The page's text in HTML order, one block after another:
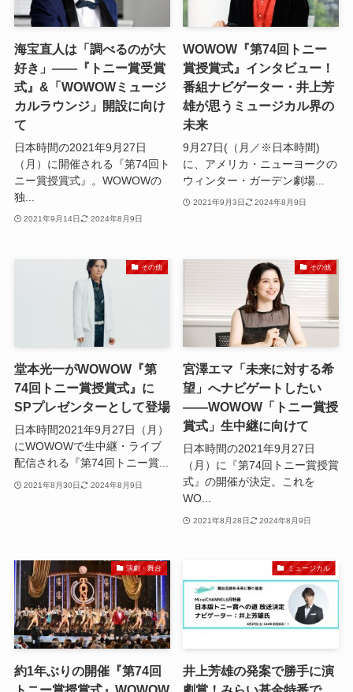
海宝直人は「調べるのが大
好き」――『トニー賞受賞
式』&「WOWOWミュージ
カルラウンジ」開設に向け
て
日本時間の2021年9月27日
（月）に開催される『第74回ト
ニー賞授賞式』。WOWOWの
独...
2021年9月14日 2024年8月9日
WOWOW『第74回トニー
賞授賞式』インタビュー！
番組ナビゲーター・井上芳
雄が思うミュージカル界の
未来
9月27日(（月／※日本時間)
に、アメリカ・ニューヨークの
ウィンター・ガーデン劇場...
2021年9月3日 2024年8月9日
その他
堂本光一がWOWOW『第
74回トニー賞授賞式』に
SPプレゼンターとして登場
日本時間2021年9月27日（月）
にWOWOWで生中継・ライブ
配信される『第74回トニー賞...
2021年8月30日 2024年8月9日
その他
宮澤エマ「未来に対する希
望」へナビゲートしたい
――WOWOW「トニー賞授
賞式」生中継に向けて
日本時間の2021年9月27日
（月）に『第74回トニー賞授賞
式』の開催が決定。これを
WO...
2021年8月28日 2024年8月9日
演劇・舞台
約1年ぶりの開催『第74回
ミュージカル
井上芳雄の発案で勝手に演